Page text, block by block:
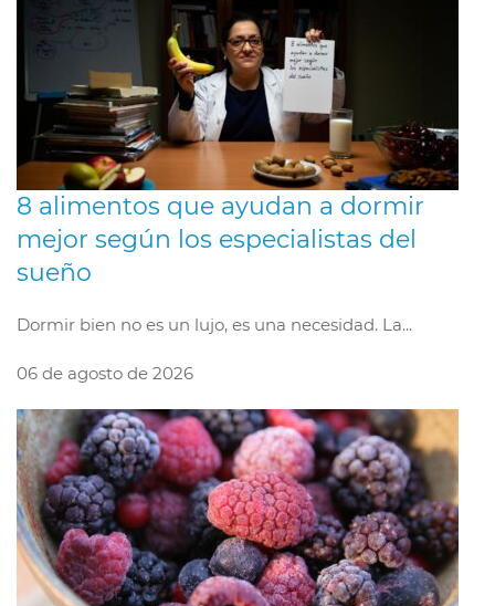
8 alimentos que ayudan a dormir
mejor según los especialistas del
sueño
Dormir bien no es un lujo, es una necesidad. La...
06 de agosto de 2026